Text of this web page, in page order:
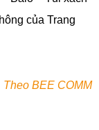
của Trang
Theo BEE COMM